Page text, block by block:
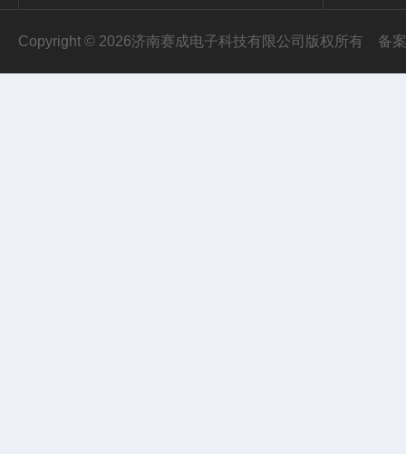
Copyright © 2026济南赛成电子科技有限公司版权所有 备